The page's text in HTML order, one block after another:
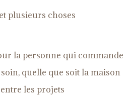
plusieurs choses
la personne qui commande
quelle que soit la maison
les projets